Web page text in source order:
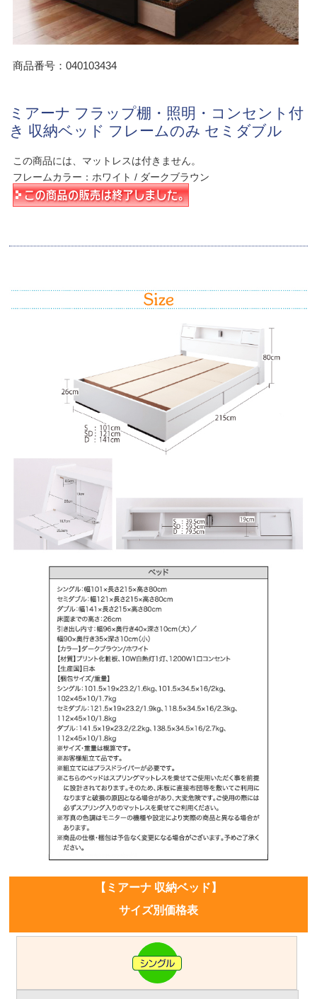
商品番号：040103434
ミアーナ フラップ棚・照明・コンセント付
き 収納ベッド フレームのみ セミダブル
この商品には、マットレスは付きません。
フレームカラー：ホワイト / ダークブラウン
【ミアーナ 収納ベッド】
サイズ別価格表